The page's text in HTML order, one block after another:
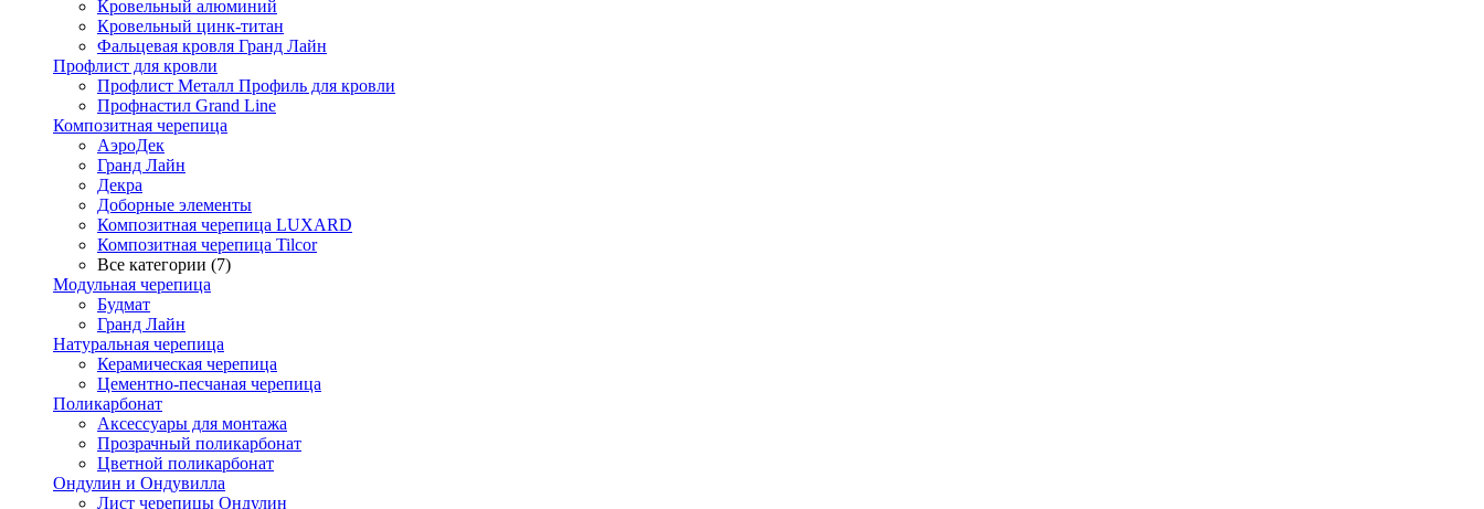
Кровельный алюминий
Кровельный цинк-титан
Фальцевая кровля Гранд Лайн
Профлист для кровли
Профлист Металл Профиль для кровли
Профнастил Grand Line
Композитная черепица
АэроДек
Гранд Лайн
Декра
Доборные элементы
Композитная черепица LUXARD
Композитная черепица Tilcor
Все категории (7)
Модульная черепица
Будмат
Гранд Лайн
Натуральная черепица
Керамическая черепица
Цементно-песчаная черепица
Поликарбонат
Аксессуары для монтажа
Прозрачный поликарбонат
Цветной поликарбонат
Ондулин и Ондувилла
Лист черепицы Ондулин